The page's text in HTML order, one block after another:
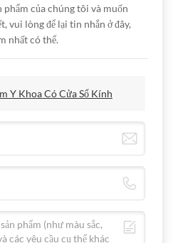
phẩm của chúng tôi và muốn
vui lòng để lại tin nhắn ở đây,
nhất có thể.
Y Khoa Có Cửa Sổ Kính